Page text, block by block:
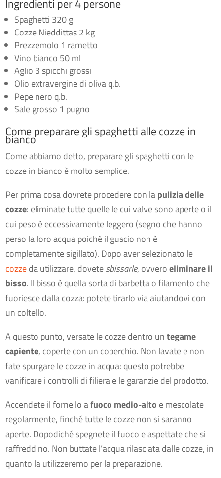
Ingredienti per 4 persone
Spaghetti 320 g
Cozze Nieddittas 2 kg
Prezzemolo 1 rametto
Vino bianco 50 ml
Aglio 3 spicchi grossi
Olio extravergine di oliva q.b.
Pepe nero q.b.
Sale grosso 1 pugno
Come preparare gli spaghetti alle cozze in
bianco
Come abbiamo detto, preparare gli spaghetti con le
cozze in bianco è molto semplice.
Per prima cosa dovrete procedere con lapulizia delle
cozze: eliminate tutte quelle le cui valve sono aperte o il
cui peso è eccessivamente leggero (segno che hanno
perso la loro acqua poiché il guscio non è
completamente sigillato). Dopo aver selezionato le
cozzeda utilizzare, dovetesbissarle, ovveroeliminare il
bisso. Il bisso è quella sorta di barbetta o filamento che
fuoriesce dalla cozza: potete tirarlo via aiutandovi con
un coltello.
A questo punto, versate le cozze dentro untegame
capiente, coperte con un coperchio. Non lavate e non
fate spurgare le cozze in acqua: questo potrebbe
vanificare i controlli di filiera e le garanzie del prodotto.
Accendete il fornello afuoco medio-alto e mescolate
regolarmente, finché tutte le cozze non si saranno
aperte. Dopodiché spegnete il fuoco e aspettate che si
raffreddino. Non buttate l’acqua rilasciata dalle cozze, in
quanto la utilizzeremo per la preparazione.